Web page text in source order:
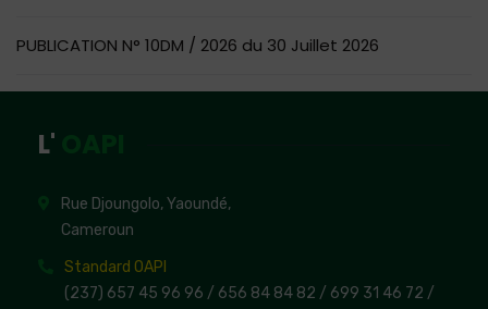
PUBLICATION N° 10DM / 2026 du 30 Juillet 2026
L'
Rue Djoungolo, Yaoundé,
Cameroun
Standard OAPI
(237) 657 45 96 96 / 656 84 84 82 / 699 31 46 72 /